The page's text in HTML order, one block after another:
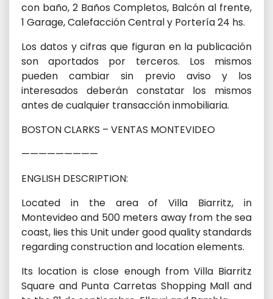
con baño, 2 Baños Completos, Balcón al frente,
1 Garage, Calefacción Central y Portería 24 hs.
Los datos y cifras que figuran en la publicación
son aportados por terceros. Los mismos
pueden cambiar sin previo aviso y los
interesados deberán constatar los mismos
antes de cualquier transacción inmobiliaria.
BOSTON CLARKS – VENTAS MONTEVIDEO
—————————
ENGLISH DESCRIPTION:
Located in the area of Villa Biarritz, in
Montevideo and 500 meters away from the sea
coast, lies this Unit under good quality standards
regarding construction and location elements.
Its location is close enough from Villa Biarritz
Square and Punta Carretas Shopping Mall and